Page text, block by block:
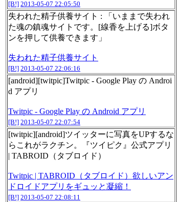
[B!] 2013-05-07 22:05:50
失われた精子供養サイト : 「いままで失われ
た魂の鎮魂サイトです。[線香を上げる]ボタ
ンを押して供養できます」
失われた精子供養サイト
[B!] 2013-05-07 22:06:16
[android][twitpic]Twitpic - Google Play の Androi
d アプリ
Twitpic - Google Play の Android アプリ
[B!] 2013-05-07 22:07:54
[twitpic][android]ツイッターに写真をUPするな
らこれがラクチン。『ツイピク』公式アプリ
| TABROID（タブロイド）
Twitpic | TABROID（タブロイド）欲しいアン
ドロイドアプリをギュッと凝縮！
[B!] 2013-05-07 22:08:11